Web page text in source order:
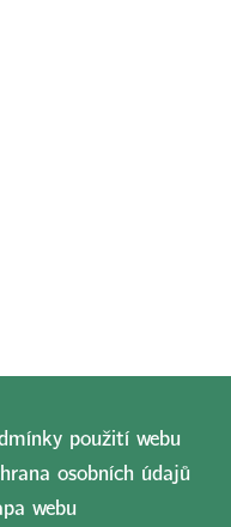
použití webu
osobních údajů
webu